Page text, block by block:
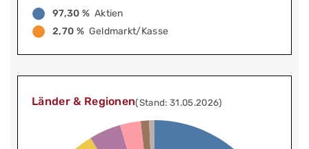
97,30 % Aktien
2,70 % Geldmarkt/Kasse
Länder & Regionen(Stand: 31.05.2026)